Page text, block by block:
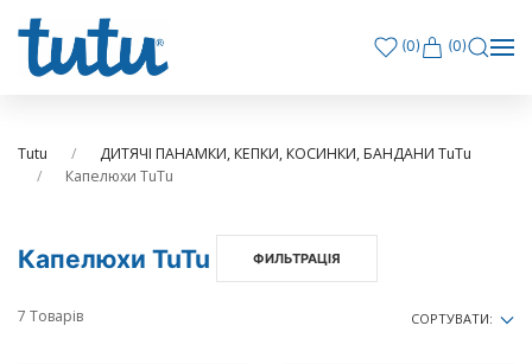
(0) (0)
Tutu
ДИТЯЧІ ПАНАМКИ, КЕПКИ, КОСИНКИ, БАНДАНИ TuTu
Капелюхи TuTu
Капелюхи TuTu ФИЛЬТРАЦІЯ
7 Товарів СОРТУВАТИ: